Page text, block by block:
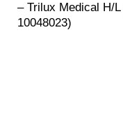
– Trilux Medical H/
10048023)